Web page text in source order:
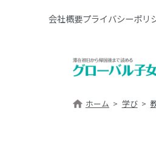
会社概要プライバシーポリ
ホーム 学び